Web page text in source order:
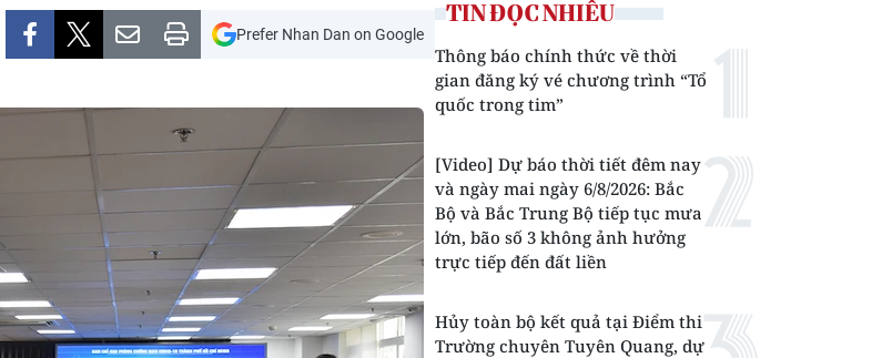
Prefer Nhan Dan on Google
TIN ĐỌC NHIỀU
Thông báo chính thức về thời
gian đăng ký vé chương trình “Tổ
quốc trong tim”
[Video] Dự báo thời tiết đêm nay
và ngày mai ngày 6/8/2026: Bắc
Bộ và Bắc Trung Bộ tiếp tục mưa
lớn, bão số 3 không ảnh hưởng
trực tiếp đến đất liền
Hủy toàn bộ kết quả tại Điểm thi
Trường chuyên Tuyên Quang, dự